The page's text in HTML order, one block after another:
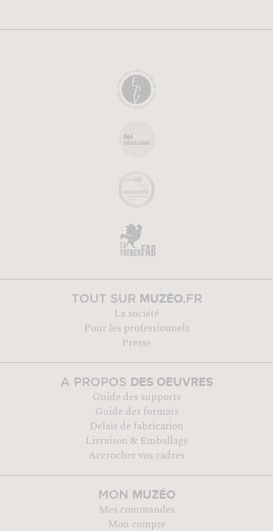
TOUT SUR MUZÉO.FR
La société
Pour les professionnels
Presse
A PROPOS DES OEUVRES
Guide des supports
Guide des formats
Délais de fabrication
Livraison & Emballage
Accrocher vos cadres
MON MUZÉO
Mes commandes
Mon compte